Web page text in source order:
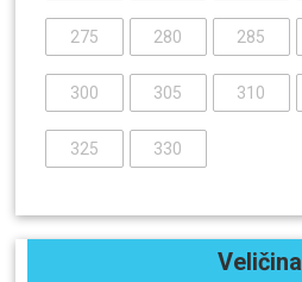
275 280 285
300 305 310
325 330
Veličina